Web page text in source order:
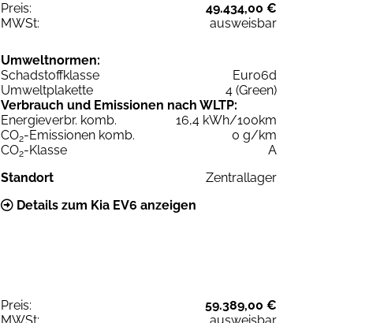
Preis:
49.434,00 €
MWSt:
ausweisbar
Umweltnormen:
Schadstoffklasse
Euro6d
Umweltplakette
4 (Green)
Verbrauch und Emissionen nach WLTP:
Energieverbr. komb.
16,4 kWh/100km
CO2-Emissionen komb.
0 g/km
CO2-Klasse
A
Standort
Zentrallager
Details zum Kia EV6 anzeigen
Preis:
59.389,00 €
MWSt:
ausweisbar